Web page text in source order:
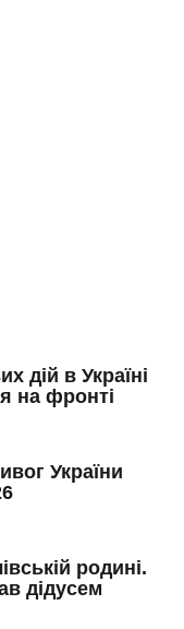
дій в Україні
на фронті
України
родині.
дідусем